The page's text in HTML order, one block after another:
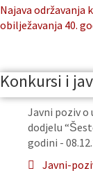
Najava održavanja
obilježavanja 40.
Konkursi i
Javni poziv o
dodjelu
godini -
Javni-